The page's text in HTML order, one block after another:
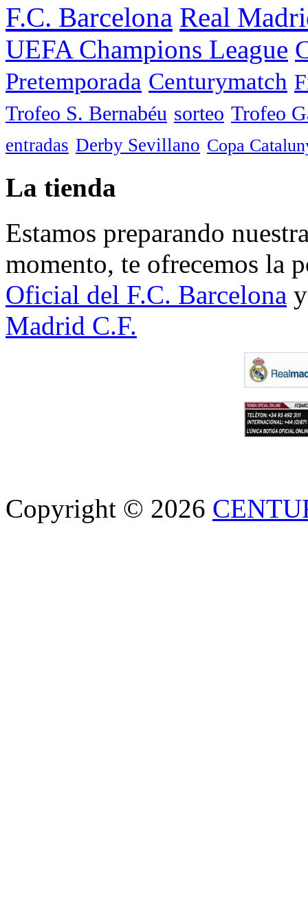
F.C. Barcelona Real
UEFA Champions League
Pretemporada Centurymatch
Trofeo S. Bernabéu sorteo Trofeo
entradas Derby Sevillano Copa
La tienda
Estamos preparando
momento, te ofrecemos la
Oficial del F.C. Barcelona
Madrid C.F.
Copyright © 2026